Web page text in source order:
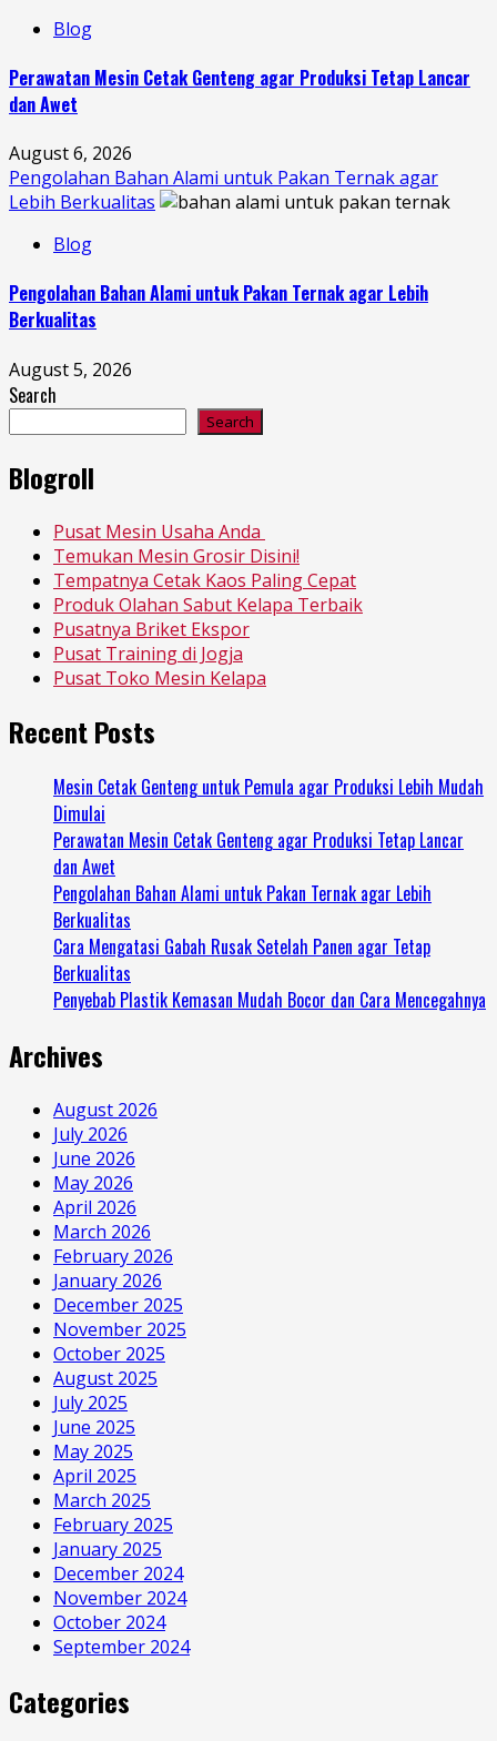
Blog
Perawatan Mesin Cetak Genteng agar Produksi Tetap Lancar
dan Awet
August 6, 2026
Pengolahan Bahan Alami untuk Pakan Ternak agar
Lebih Berkualitas
Blog
Pengolahan Bahan Alami untuk Pakan Ternak agar Lebih
Berkualitas
August 5, 2026
Search
Search
Blogroll
Pusat Mesin Usaha Anda
Temukan Mesin Grosir Disini!
Tempatnya Cetak Kaos Paling Cepat
Produk Olahan Sabut Kelapa Terbaik
Pusatnya Briket Ekspor
Pusat Training di Jogja
Pusat Toko Mesin Kelapa
Recent Posts
Mesin Cetak Genteng untuk Pemula agar Produksi Lebih Mudah
Dimulai
Perawatan Mesin Cetak Genteng agar Produksi Tetap Lancar
dan Awet
Pengolahan Bahan Alami untuk Pakan Ternak agar Lebih
Berkualitas
Cara Mengatasi Gabah Rusak Setelah Panen agar Tetap
Berkualitas
Penyebab Plastik Kemasan Mudah Bocor dan Cara Mencegahnya
Archives
August 2026
July 2026
June 2026
May 2026
April 2026
March 2026
February 2026
January 2026
December 2025
November 2025
October 2025
August 2025
July 2025
June 2025
May 2025
April 2025
March 2025
February 2025
January 2025
December 2024
November 2024
October 2024
September 2024
Categories